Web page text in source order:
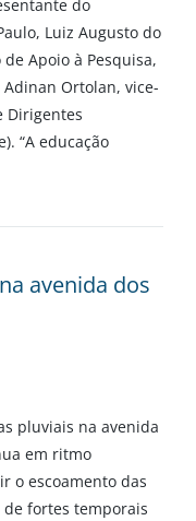
do
Luiz Augusto do
Apoio à Pesquisa,
Adinan Ortolan, vice-
Dirigentes
“A educação
avenida dos
pluviais na avenida
em ritmo
o escoamento das
de fortes temporais